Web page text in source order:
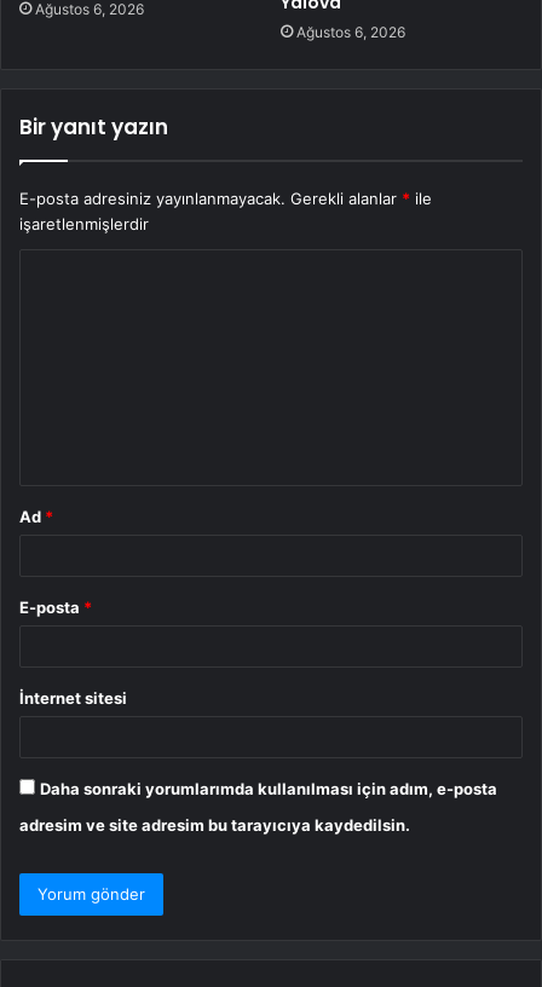
Ağustos 6, 2026
Ağustos 6, 2026
Bir yanıt yazın
E-posta adresiniz yayınlanmayacak. Gerekli alanlar * ile
işaretlenmişlerdir
Ad *
E-posta *
İnternet sitesi
Daha sonraki yorumlarımda kullanılması için adım, e-posta
adresim ve site adresim bu tarayıcıya kaydedilsin.